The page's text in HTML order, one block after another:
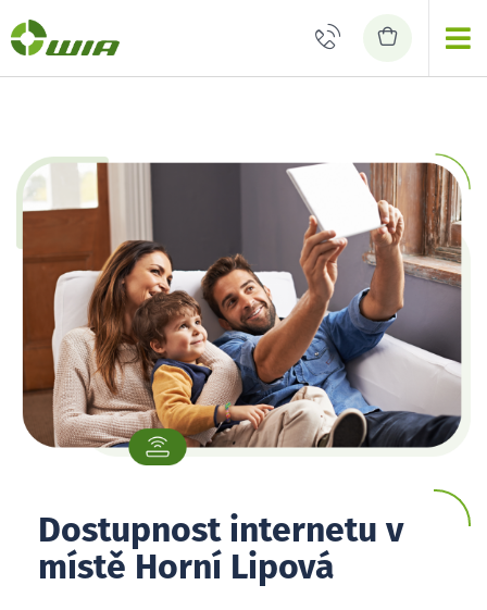
Dostupnost internetu v
místě Horní Lipová